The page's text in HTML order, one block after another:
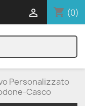
shopping_cart (0)

Personalizzato
Casco